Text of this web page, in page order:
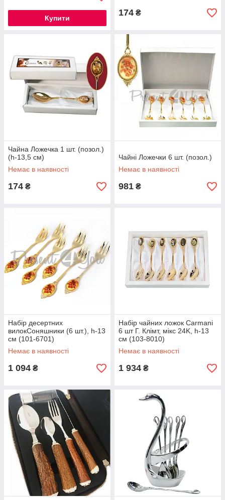
Купити
174 ₴
Чайна Ложечка 1 шт. (позол.)
(h-13,5 см)
Немає в наявності
174 ₴
Чайні Ложечки 6 шт. (позол.)
Немає в наявності
981 ₴
Набір десертних
вилокСоняшники (6 шт.), h-13
см (101-6701)
Немає в наявності
1 094 ₴
Набір чайних ложок Carmani
6 шт Г. Клімт, мікс 24K, h-13
см (103-8010)
Немає в наявності
1 934 ₴